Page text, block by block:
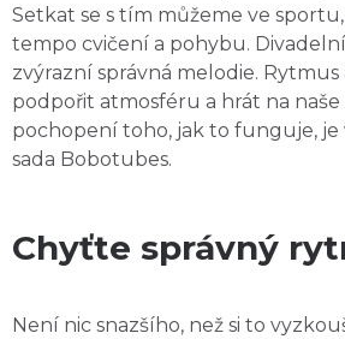
Setkat se s tím můžeme ve
tempo cvičení a pohybu.
zvýrazní správná melodie.
podpořit atmosféru a hrát na naše
pochopení toho, jak to funguje,
sada Bobotubes.
Chyťte správný
Není nic snazšího, než si to